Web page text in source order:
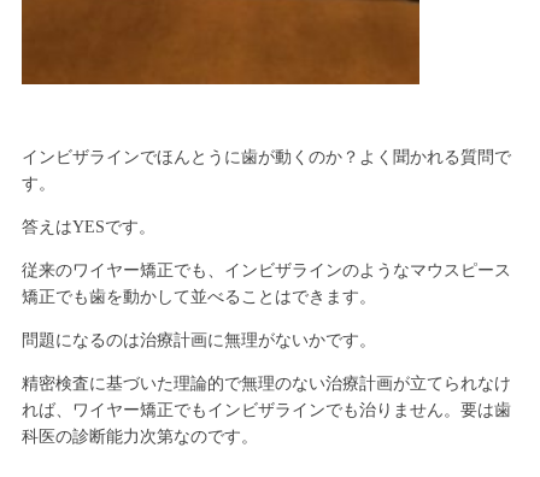
インビザラインでほんとうに歯が動くのか？よく聞かれる質問で
す。
答えはYESです。
従来のワイヤー矯正でも、インビザラインのようなマウスピース
矯正でも歯を動かして並べることはできます。
問題になるのは治療計画に無理がないかです。
精密検査に基づいた理論的で無理のない治療計画が立てられなけ
れば、ワイヤー矯正でもインビザラインでも治りません。要は歯
科医の診断能力次第なのです。